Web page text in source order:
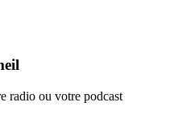
radio ou votre podcast